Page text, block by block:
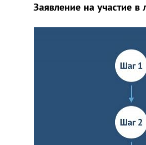
Заявление на участие в